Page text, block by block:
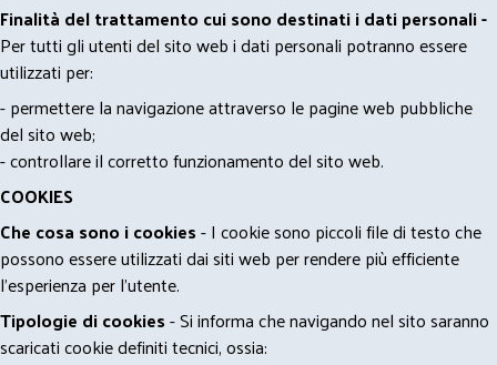
Finalità del trattamento cui sono destinati i dati personali -
Per tutti gli utenti del sito web i dati personali potranno essere
utilizzati per:
- permettere la navigazione attraverso le pagine web pubbliche
del sito web;
- controllare il corretto funzionamento del sito web.
COOKIES
Che cosa sono i cookies- I cookie sono piccoli file di testo che
possono essere utilizzati dai siti web per rendere più efficiente
l'esperienza per l'utente.
Tipologie di cookies- Si informa che navigando nel sito saranno
scaricati cookie definiti tecnici, ossia: